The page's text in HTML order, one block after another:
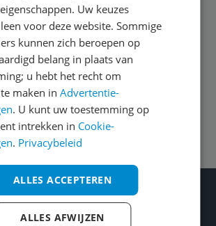
je ook kiest: Blijf kieskeurig
Gecontroleerde reviews
Uw keuzes
voor deze website. Sommige
kunnen zich beroepen op
belang in plaats van
u hebt het recht om
maken inAdvertentie-
. U kunt uw toestemming op
intrekken in Cookie-
. Privacybeleid
ALLES ACCEPTEREN
ALLES AFWIJZEN